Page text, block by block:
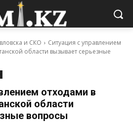
и СКО
Ситуация с управлением
области вызывает серьезные
отходами в
области
вопросы